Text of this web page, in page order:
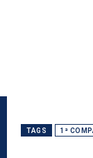
TAGS 1ª